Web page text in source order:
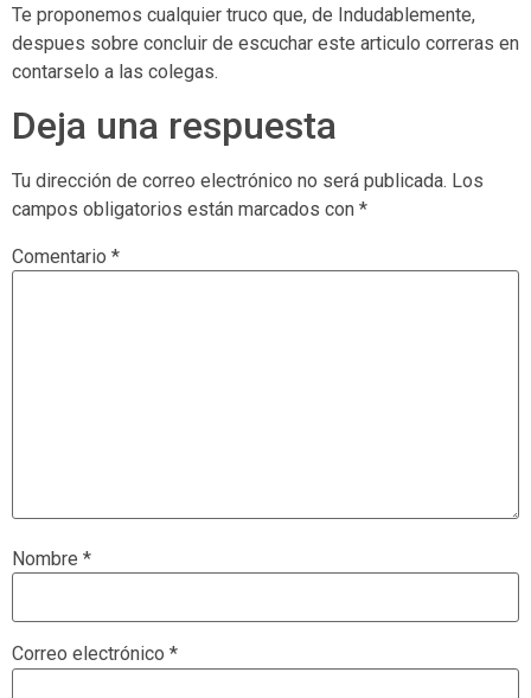
Te proponemos cualquier truco que, de Indudablemente,
despues sobre concluir de escuchar este articulo correras en
contarselo a las colegas.
Deja una respuesta
Tu dirección de correo electrónico no será publicada. Los
campos obligatorios están marcados con *
Comentario *
Nombre *
Correo electrónico *